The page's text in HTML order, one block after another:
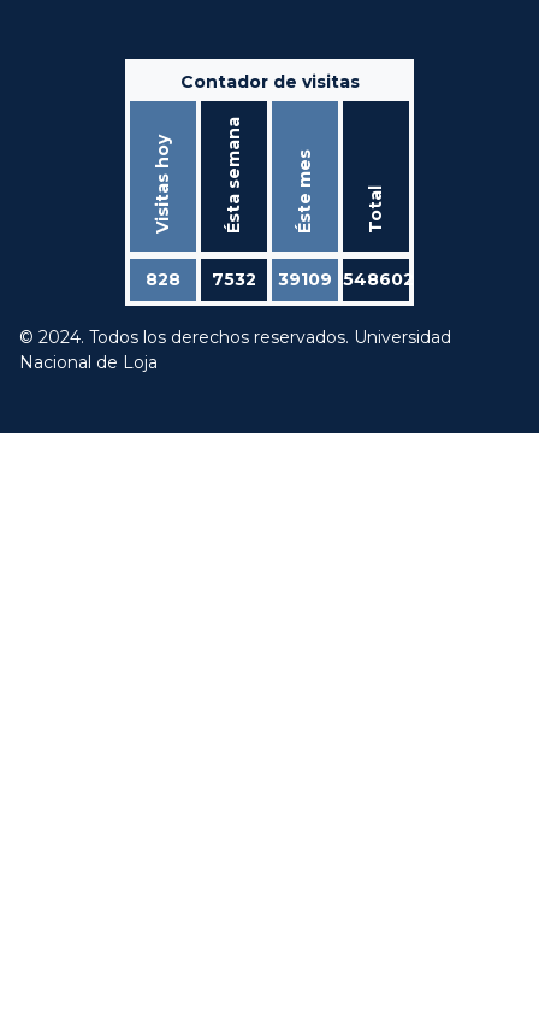
Contador de visitas
Visitas hoy Ésta semana Éste mes Total
828 7532 39109 548602
© 2024. Todos los derechos reservados. Universidad
Nacional de Loja